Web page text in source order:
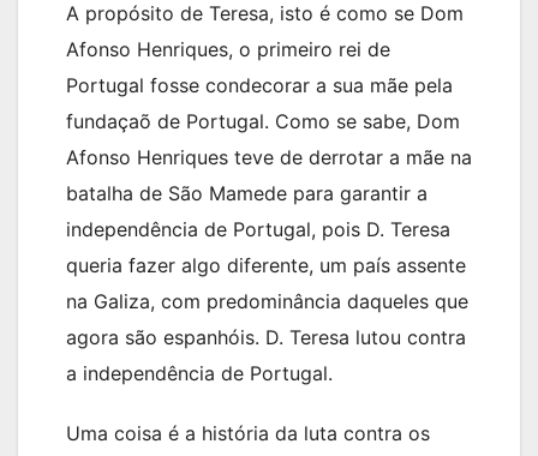
A propósito de Teresa, isto é como se Dom
Afonso Henriques, o primeiro rei de
Portugal fosse condecorar a sua mãe pela
fundaçaõ de Portugal. Como se sabe, Dom
Afonso Henriques teve de derrotar a mãe na
batalha de São Mamede para garantir a
independência de Portugal, pois D. Teresa
queria fazer algo diferente, um país assente
na Galiza, com predominância daqueles que
agora são espanhóis. D. Teresa lutou contra
a independência de Portugal.
Uma coisa é a história da luta contra os